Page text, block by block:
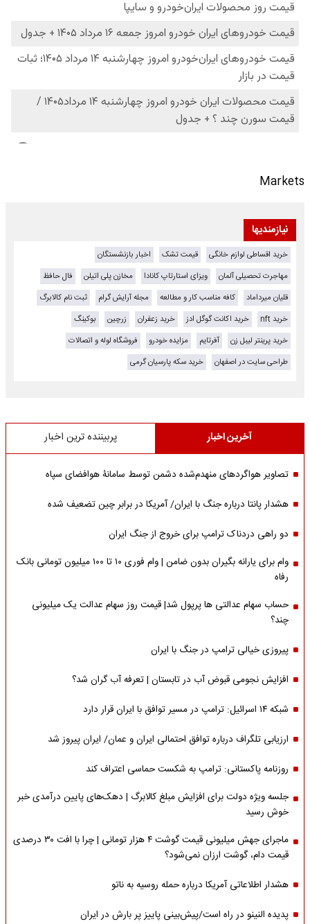
Markets
نیازمندیها
خرید اقساطی لوازم خانگی قیمت تشک
اخبار بازنشستگان
مهاجرت تحصیلی آلمان
ویزای استارتاپ کانادا مخازن پلی اتیلن
فال حافظ
قلیان میرداماد
کافه مناسب کار و مطالعه مجله آرایش گرام
ثبت نام کالابرگ
خرید nft
خرید اکانت گوگل ادز خرید زعفران زرچین
بوکینگ
خرید پرینتر لیبل زن
آفرتایم مزایده خودرو
فروشگاه لوله و اتصالات
طراحی سایت در اصفهان
خرید سکه پارسیان گرمی
آخرین اخبار پربیننده ترین اخبار
تصاویر هواگردهای منهدم‌شده دشمن توسط سامانۀ هوافضای سپاه
هشدار پانتا درباره جنگ با ایران/ آمریکا در برابر چین تضعیف شده
دو راهی دردناک ترامپ برای خروج از جنگ ایران
وام برای یارانه بگیران بدون ضامن | وام فوری ۱۰ تا ۱۰۰ میلیون تومانی بانک
رفاه
حساب سهام عدالتی ها پرپول شد| قیمت روز سهام عدالت یک میلیونی
چند؟
پیروزی خیالی ترامپ در جنگ با ایران
افزایش نجومی قبوض آب در تابستان | تعرفه آب گران شد؟
شبکه ۱۴ اسرائیل: ترامپ در مسیر توافق با ایران قرار دارد
ارزیابی تلگراف درباره توافق احتمالی ایران و عمان/ ایران پیروز شد
روزنامه پاکستانی: ترامپ به شکست حماسی اعتراف کند
جلسه ویژه دولت برای افزایش مبلغ کالابرگ | دهک‌های پایین درآمدی خبر
خوش رسید
ماجرای جهش میلیونی قیمت گوشت ۴ هزار تومانی | چرا با افت ۳۰ درصدی
قیمت دام، گوشت ارزان نمی‌شود؟
هشدار اطلاعاتی آمریکا درباره حمله روسیه به ناتو
پدیده النینو در راه است/پیش‌بینی پاییز پر بارش در ایران